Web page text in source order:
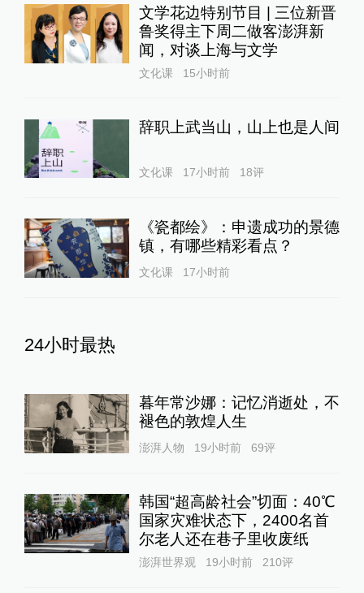
文学花边特别节目 | 三位新晋
鲁奖得主下周二做客澎湃新
闻，对谈上海与文学
文化课 15小时前
辞职上武当山，山上也是人间
文化课 17小时前 18评
《瓷都绘》：申遗成功的景德
镇，有哪些精彩看点？
文化课 17小时前
24小时最热
暮年常沙娜：记忆消逝处，不
褪色的敦煌人生
澎湃人物 19小时前 69评
韩国“超高龄社会”切面：40℃
国家灾难状态下，2400名首
尔老人还在巷子里收废纸
澎湃世界观 19小时前 210评